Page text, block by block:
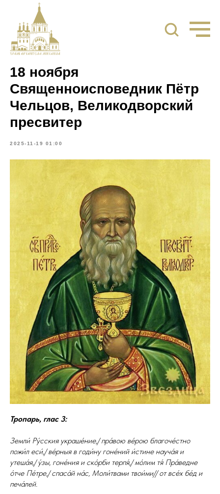
18 ноября
Священноисповедник Пётр
Чельцов, Великодворский
пресвитер
2025-11-19 01:00
Тропарь, глас 3:
Земли́ Ру́сския украше́ние,/ пра́вою ве́рою благоче́стно
пожи́л еси́,/ ве́рныя в годи́ну гоне́ний и́стине науча́я и
утеша́я,/ у́зы, гоне́ния и ско́рби терпя́,/ мо́лим тя́ Пра́ведне
о́тче Пе́тре,/ спаса́й на́с, Моли́твами твои́ми// от все́х бе́д и
печа́лей.